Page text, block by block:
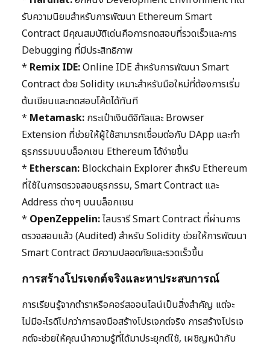
รับความนิยมสำหรับการพัฒนา Ethereum Smart
Contract มีคุณสมบัติเด่นคือการทดสอบที่รวดเร็วและการ
Debugging ที่มีประสิทธิภาพ
* Remix IDE:Online IDE สำหรับการพัฒนา Smart
Contract ด้วย Solidity เหมาะสำหรับมือใหม่ที่ต้องการเริ่ม
ต้นเขียนและทดสอบโค้ดได้ทันที
* Metamask: กระเป๋าเงินดิจิทัลและ Browser
Extension ที่ช่วยให้ผู้ใช้สามารถเชื่อมต่อกับ DApp และทำ
ธุรกรรมบนบล็อกเชน Ethereum ได้ง่ายขึ้น
* Etherscan: Blockchain Explorer สำหรับ Ethereum
ที่ใช้ในการตรวจสอบธุรกรรม, Smart Contract และ
Address ต่างๆ บนบล็อกเชน
* OpenZeppelin:ไลบรารี Smart Contract ที่ผ่านการ
ตรวจสอบแล้ว (Audited) สำหรับ Solidity ช่วยให้การพัฒนา
Smart Contract มีความปลอดภัยและรวดเร็วขึ้น
การสร้างโปรเจกต์จริงและหาประสบการณ์
การเรียนรู้จากตำราหรือคอร์สออนไลน์เป็นสิ่งสำคัญ แต่จะ
ไม่มีอะไรดีไปกว่าการลงมือสร้างโปรเจกต์จริง การสร้างโปรเจ
กต์จะช่วยให้คุณนำความรู้ที่ได้มาประยุกต์ใช้, เผชิญหน้ากับ